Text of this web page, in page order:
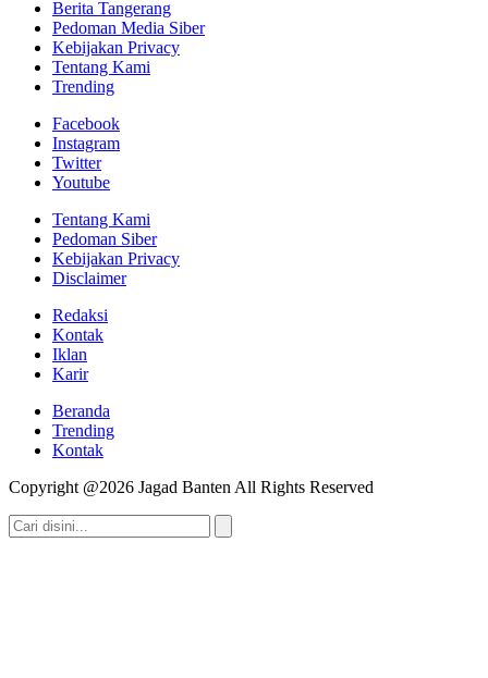
Berita Tangerang
Pedoman Media Siber
Kebijakan Privacy
Tentang Kami
Trending
Facebook
Instagram
Twitter
Youtube
Tentang Kami
Pedoman Siber
Kebijakan Privacy
Disclaimer
Redaksi
Kontak
Iklan
Karir
Beranda
Trending
Kontak
Copyright @2026 Jagad Banten All Rights Reserved